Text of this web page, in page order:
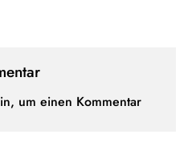
um einen Kommentar